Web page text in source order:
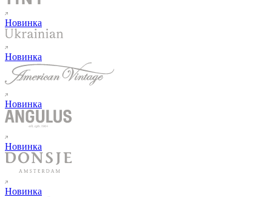
Новинка
Новинка
Новинка
Новинка
Новинка